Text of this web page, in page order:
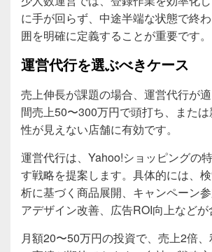
に手が回らず、中途半端な状態で終
囲を明確に定義することが重要です。
運営代行を選ぶべきケース
売上伸長が課題の場合、運営代行が
間売上50〜300万円で頭打ち、また
性が見えない店舗に有効です。
運営代行は、Yahoo!ショッピングの
す戦略を提案します。具体的には、
析に基づく商品展開、キャンペーン
アデザイン改善、広告ROI向上などが
月額20〜50万円の投資で、売上2倍